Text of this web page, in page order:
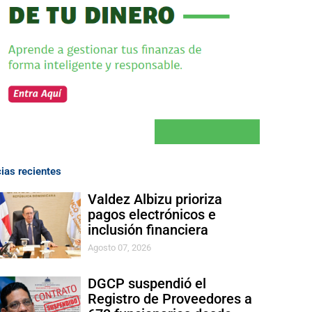
recientes
Valdez Albizu prioriza
pagos electrónicos e
inclusión financiera
Agosto 07, 2026
DGCP suspendió el
Registro de Proveedores a